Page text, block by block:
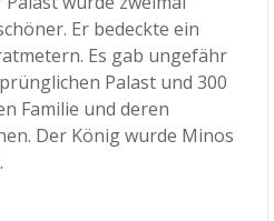
Er bedeckte ein
Es gab ungefähr
Palast und 300
Familie und deren
Der König wurde Minos